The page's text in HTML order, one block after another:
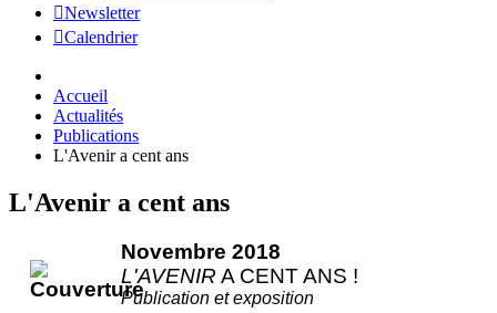
Newsletter
Calendrier
Accueil
Actualités
Publications
L'Avenir a cent ans
L'Avenir a cent ans
Novembre 2018
L'AVENIRA CENT ANS !
Publication et exposition